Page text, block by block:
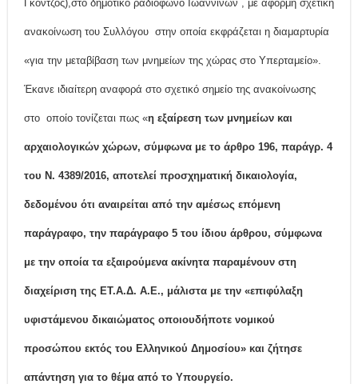
Γκόντζος),στο δημοτικό ραδιόφωνο Ιωαννίνων , με αφορμή σχετική
ανακοίνωση του Συλλόγου στην οποία εκφράζεται η διαμαρτυρία
«για την μεταβίβαση των μνημείων της χώρας στο Υπερταμείο».
Έκανε ιδιαίτερη αναφορά στο σχετικό σημείο της ανακοίνωσης
στο οποίο τονίζεται πως «η εξαίρεση των μνημείων και
αρχαιολογικών χώρων, σύμφωνα με το άρθρο 196, παράγρ. 4
του Ν. 4389/2016, αποτελεί προσχηματική δικαιολογία,
δεδομένου ότι αναιρείται από την αμέσως επόμενη
παράγραφο, την παράγραφο 5 του ίδιου άρθρου, σύμφωνα
με την οποία τα εξαιρούμενα ακίνητα παραμένουν στη
διαχείριση της ΕΤ.Α.Δ. Α.Ε., μάλιστα με την «επιφύλαξη
υφιστάμενου δικαιώματος οποιουδήποτε νομικού
προσώπου εκτός του Ελληνικού Δημοσίου» και ζήτησε
απάντηση για το θέμα από το Υπουργείο.